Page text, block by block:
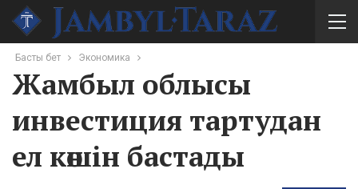
Басты бет Экономика
Жамбыл облысы
инвестиция тартудан
ел көшін бастады